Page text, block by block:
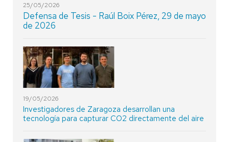
25/05/2026
Defensa de Tesis - Raúl Boix Pérez, 29 de mayo
de 2026
19/05/2026
Investigadores de Zaragoza desarrollan una
tecnología para capturar CO2 directamente del aire